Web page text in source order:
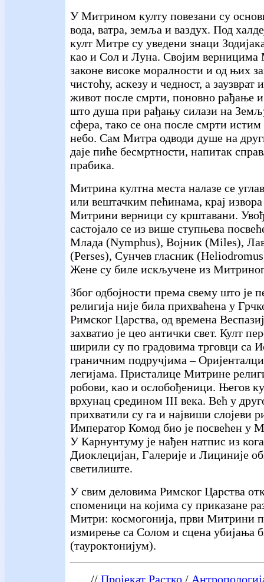
У Митрином култу повезани су
вода, ватра, земља и ваздух. Под
култ Митре су уведени знаци
као и Сол и Луна. Својим верницима
законе високе моралности и од њих
чистоћу, аскезу и чедност, а
живот после смрти, поновно рађање
што душа при рађању силази на
сфера, тако се она после смрти
небо. Сам Митра одводи душе на
даје пиће бесмртности, напитак
прабика.
Митрина култна места налазе се
или вештачким пећинама, крај
Митрини верници су крштавани.
састојало се из више ступњева
Млада (Nymphus), Војник (Miles),
(Perses), Сунчев гласник
Жене су биле искључене из
Због одбојности према свему што је
религија није била прихваћена у
Римског Царства, од времена
захватио је цео антички свет. Култ
ширили су по градовима трговци са
граничним подручјима –
легијама. Присталице Митрине
робови, као и ослобођеници. Његов
врхунац средином III века. Већ у
прихватили су га и највиши слојеви
Император Комод био је посвећен у
У Карнунтуму је нађен натпис из
Диоклецијан, Галерије и Лициније
светилиште.
У свим деловима Римског Царства
споменици на којима су приказане
Митри: космогонија, први Митрини
измирење са Солом и сцена убијања
(тауроктонијум).
// Пројекат Растко /